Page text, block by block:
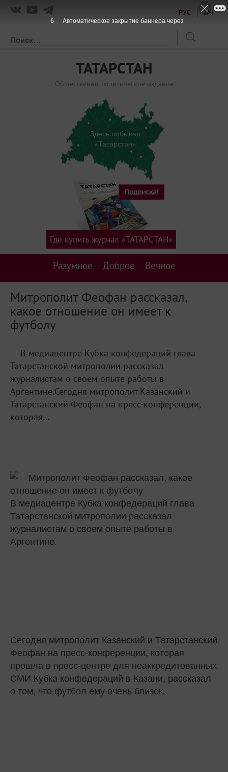
РУС ТАТ
ТАТАРСТАН
Общественно-политическое издание
Здесь побывал
«Татарстан»
Разумное Доброе Вечное
Где купить журнал «ТАТАРСТАН»
Митрополит Феофан рассказал,
какое отношение он имеет к
футболу
В медиацентре Кубка конфедераций глава
Татарстанской митрополии рассказал
журналистам о своем опыте работы в
Аргентине.Сегодня митрополит Казанский и
Татарстанский Феофан на пресс-конференции,
которая...
В медиацентре Кубка конфедераций глава
Татарстанской митрополии рассказал
журналистам о своем опыте работы в
Аргентине.
Сегодня митрополит Казанский и Татарстанский
Феофан на пресс-конференции, которая
прошла в пресс-центре для неаккредитованных
СМИ Кубка конфедераций в Казани, рассказал
о том, что футбол ему очень близок.
6 Автоматическое закрытие баннера через